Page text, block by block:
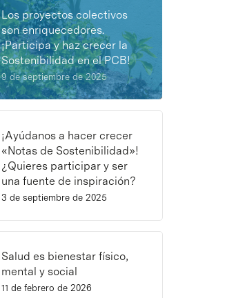
Los proyectos colectivos
son enriquecedores.
¡Participa y haz crecer la
Sostenibilidad en el PCB!
9 de septiembre de 2025
¡Ayúdanos a hacer crecer
«Notas de Sostenibilidad»!
¿Quieres participar y ser
una fuente de inspiración?
3 de septiembre de 2025
Salud es bienestar físico,
mental y social
11 de febrero de 2026